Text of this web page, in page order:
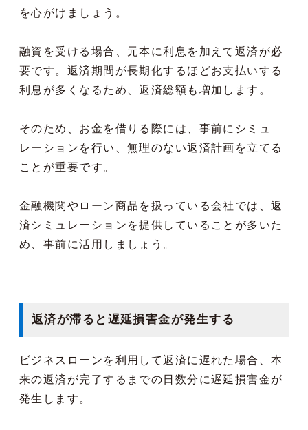
を心がけましょう。
融資を受ける場合、元本に利息を加えて返済が必
要です。返済期間が長期化するほどお支払いする
利息が多くなるため、返済総額も増加します。
そのため、お金を借りる際には、事前にシミュ
レーションを行い、無理のない返済計画を立てる
ことが重要です。
金融機関やローン商品を扱っている会社では、返
済シミュレーションを提供していることが多いた
め、事前に活用しましょう。
返済が滞ると遅延損害金が発生する
ビジネスローンを利用して返済に遅れた場合、本
来の返済が完了するまでの日数分に遅延損害金が
発生します。